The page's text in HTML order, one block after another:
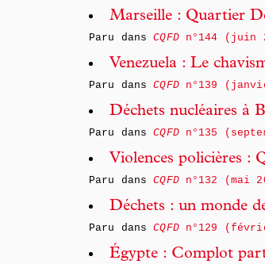
Marseille : Quartier
Paru dansCQFDn°144 (juin
Venezuela : Le
Paru dansCQFDn°139
Déchets nucléaires à
Paru dansCQFDn°135
Violences policières :
Paru dansCQFDn°132 (mai
Déchets : un monde
Paru dansCQFDn°129
Égypte : Complot